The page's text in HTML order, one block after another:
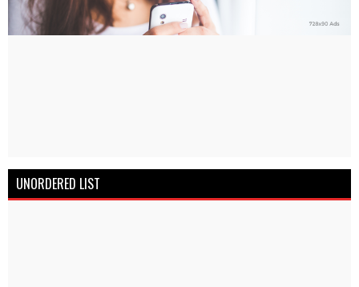
UNORDERED LIST